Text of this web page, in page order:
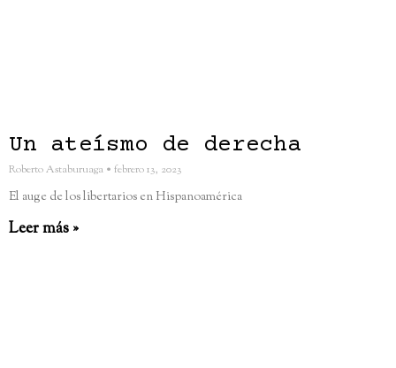
Un ateísmo de derecha
Roberto Astaburuaga febrero 13, 2023
El auge de los libertarios en Hispanoamérica
Leer más »